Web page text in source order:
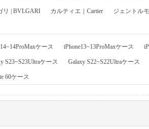
リ | BVLGARI カルティエ｜Cartier ジェントル
ケース iPhone13~13ProMaxケース
S23~S23Ultraケース Galaxy S22~S22Ultraケース
60ケース